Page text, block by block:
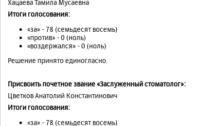
Хацаева Тамила Мусаевна
Итоги голосования:
«за» - 78 (семьдесят восемь)
«против» - 0 (ноль)
«воздержался» - 0 (ноль)
Решение принято единогласно.
Присвоить почетное звание «Заслуженный стоматолог»:
Цветков Анатолий Константинович
Итоги голосования:
«за» - 78 (семьдесят восемь)